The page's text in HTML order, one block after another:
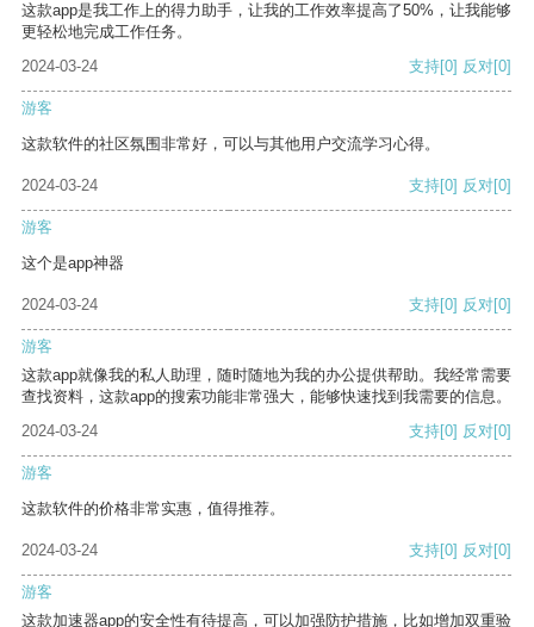
这款app是我工作上的得力助手，让我的工作效率提高了50%，让我能够
更轻松地完成工作任务。
2024-03-24
支持[0] 反对[0]
游客
这款软件的社区氛围非常好，可以与其他用户交流学习心得。
2024-03-24 支持[0] 反对[0]
游客
这个是app神器
2024-03-24 支持[0] 反对[0]
游客
这款app就像我的私人助理，随时随地为我的办公提供帮助。我经常需要
查找资料，这款app的搜索功能非常强大，能够快速找到我需要的信息。
2024-03-24
支持[0] 反对[0]
游客
这款软件的价格非常实惠，值得推荐。
2024-03-24 支持[0] 反对[0]
游客
这款加速器app的安全性有待提高，可以加强防护措施，比如增加双重验